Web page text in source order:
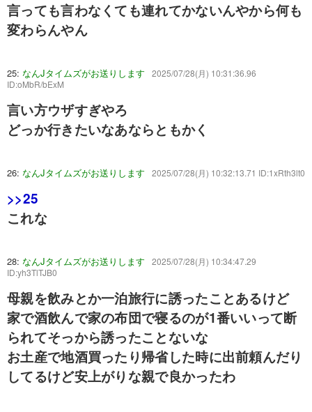
言っても言わなくても連れてかないんやから何も
変わらんやん
25: なんJタイムズがお送りします
2025/07/28(月) 10:31:36.96
ID:oMbR/bExM
言い方ウザすぎやろ
どっか行きたいなあならともかく
26: なんJタイムズがお送りします 2025/07/28(月) 10:32:13.71 ID:1xRth3lt0
>>25
これな
28: なんJタイムズがお送りします
2025/07/28(月) 10:34:47.29
ID:yh3TlTJB0
母親を飲みとか一泊旅行に誘ったことあるけど
家で酒飲んで家の布団で寝るのが1番いいって断
られてそっから誘ったことないな
お土産で地酒買ったり帰省した時に出前頼んだり
してるけど安上がりな親で良かったわ